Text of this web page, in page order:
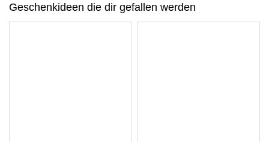
Geschenkideen die dir gefallen werden